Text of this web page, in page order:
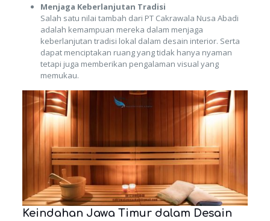
Menjaga Keberlanjutan Tradisi
Salah satu nilai tambah dari PT Cakrawala Nusa Abadi
adalah kemampuan mereka dalam menjaga
keberlanjutan tradisi lokal dalam desain interior. Serta
dapat menciptakan ruang yang tidak hanya nyaman
tetapi juga memberikan pengalaman visual yang
memukau.
Keindahan Jawa Timur dalam Desain